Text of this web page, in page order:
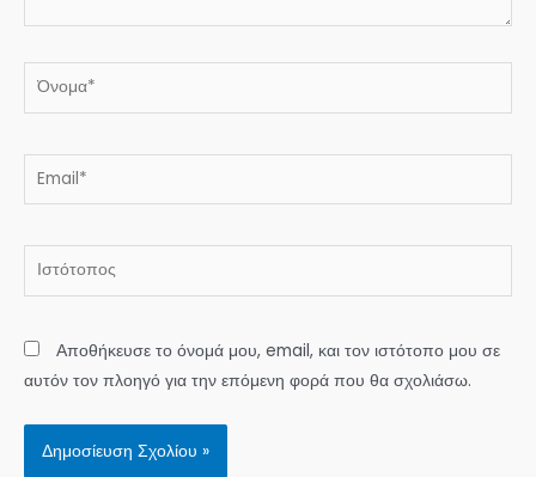
Όνομα*
Email*
Ιστότοπος
Αποθήκευσε το όνομά μου, email, και τον ιστότοπο μου σε
αυτόν τον πλοηγό για την επόμενη φορά που θα σχολιάσω.